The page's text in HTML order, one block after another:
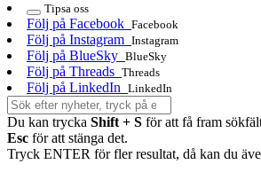
Tipsa oss
Följ på Facebook Facebook
Följ på Instagram Instagram
Följ på BlueSky BlueSky
Följ på Threads Threads
Följ på LinkedIn LinkedIn
Du kan trycka Shift + S för att få fram
Esc för att stänga det.
Tryck ENTER för fler resultat, då kan du